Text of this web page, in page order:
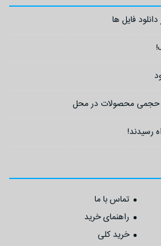
فایل ها
حجمی محصولات در محل
رسیدند!
تماس با ما
راهنمای خرید
خرید کلی